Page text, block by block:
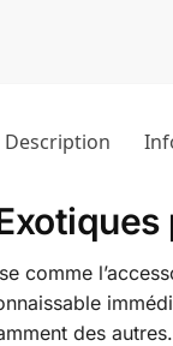
Description
comme
des autres.